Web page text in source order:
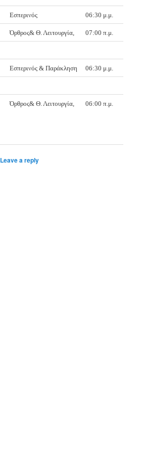
Εσπερινός 06:30 μ.μ.
Όρθρος& Θ. Λειτουργία, 07:00 π.μ.
Εσπερινός & Παράκληση 06:30 μ.μ.
Όρθρος& Θ. Λειτουργία, 06:00 π.μ.
Leave a reply